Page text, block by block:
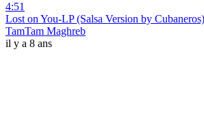
4:51
Lost on You-LP (Salsa Version by Cubaneros)
TamTam Maghreb
il y a 8 ans